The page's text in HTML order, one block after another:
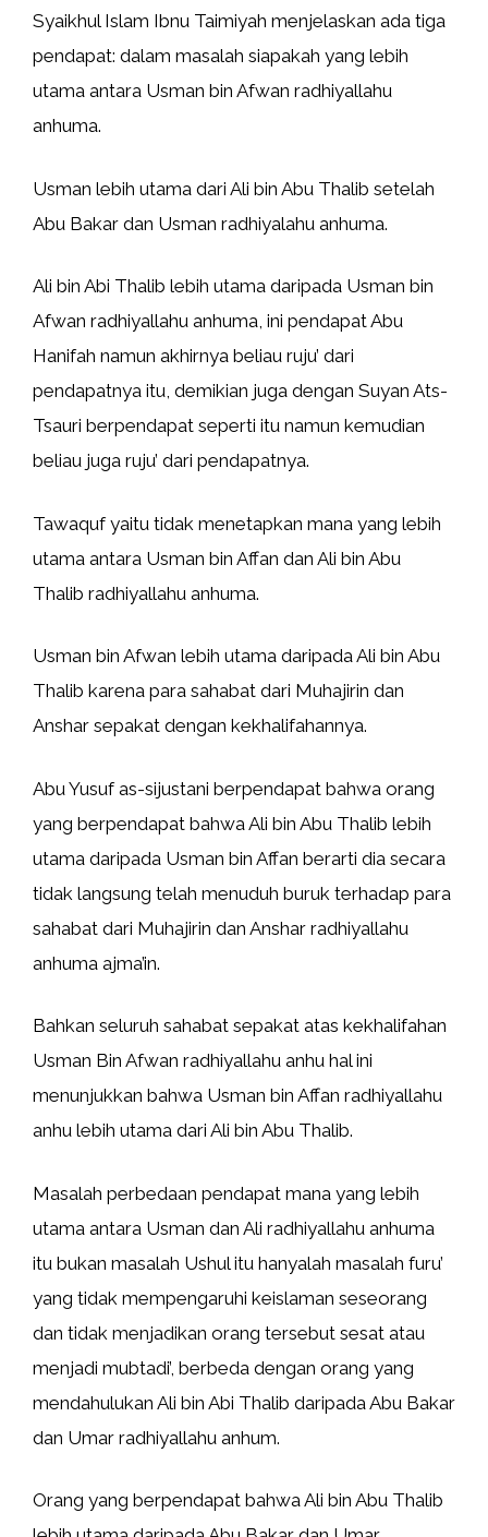
Syaikhul Islam Ibnu Taimiyah menjelaskan ada tiga
pendapat: dalam masalah siapakah yang lebih
utama antara Usman bin Afwan radhiyallahu
anhuma.
Usman lebih utama dari Ali bin Abu Thalib setelah
Abu Bakar dan Usman radhiyalahu anhuma.
Ali bin Abi Thalib lebih utama daripada Usman bin
Afwan radhiyallahu anhuma, ini pendapat Abu
Hanifah namun akhirnya beliau ruju’ dari
pendapatnya itu, demikian juga dengan Suyan Ats-
Tsauri berpendapat seperti itu namun kemudian
beliau juga ruju’ dari pendapatnya.
Tawaquf yaitu tidak menetapkan mana yang lebih
utama antara Usman bin Affan dan Ali bin Abu
Thalib radhiyallahu anhuma.
Usman bin Afwan lebih utama daripada Ali bin Abu
Thalib karena para sahabat dari Muhajirin dan
Anshar sepakat dengan kekhalifahannya.
Abu Yusuf as-sijustani berpendapat bahwa orang
yang berpendapat bahwa Ali bin Abu Thalib lebih
utama daripada Usman bin Affan berarti dia secara
tidak langsung telah menuduh buruk terhadap para
sahabat dari Muhajirin dan Anshar radhiyallahu
anhuma ajma’in.
Bahkan seluruh sahabat sepakat atas kekhalifahan
Usman Bin Afwan radhiyallahu anhu hal ini
menunjukkan bahwa Usman bin Affan radhiyallahu
anhu lebih utama dari Ali bin Abu Thalib.
Masalah perbedaan pendapat mana yang lebih
utama antara Usman dan Ali radhiyallahu anhuma
itu bukan masalah Ushul itu hanyalah masalah furu’
yang tidak mempengaruhi keislaman seseorang
dan tidak menjadikan orang tersebut sesat atau
menjadi mubtadi’, berbeda dengan orang yang
mendahulukan Ali bin Abi Thalib daripada Abu Bakar
dan Umar radhiyallahu anhum.
Orang yang berpendapat bahwa Ali bin Abu Thalib